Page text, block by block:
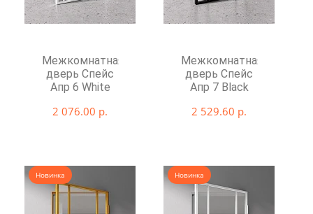
Межкомнатная
дверь Спейс
Апр 6 White
2 076.00 р.
Межкомнатная
дверь Спейс
Апр 7 Black
2 529.60 р.
Новинка Новинка